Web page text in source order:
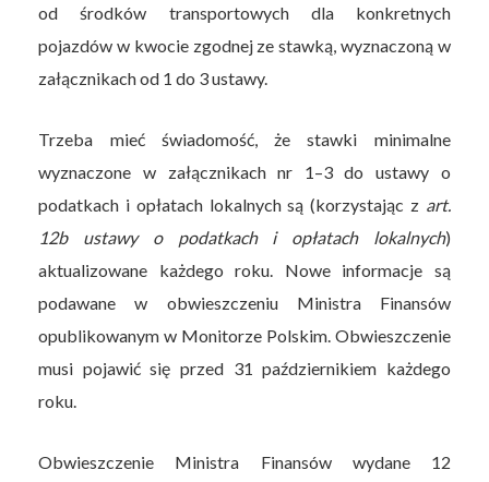
od środków transportowych dla konkretnych
pojazdów w kwocie zgodnej ze stawką, wyznaczoną w
załącznikach od 1 do 3 ustawy.
Trzeba mieć świadomość, że stawki minimalne
wyznaczone w załącznikach nr 1–3 do ustawy o
podatkach i opłatach lokalnych są (korzystając z art.
12b ustawy o podatkach i opłatach lokalnych)
aktualizowane każdego roku. Nowe informacje są
podawane w obwieszczeniu Ministra Finansów
opublikowanym w Monitorze Polskim. Obwieszczenie
musi pojawić się przed 31 październikiem każdego
roku.
Obwieszczenie Ministra Finansów wydane 12